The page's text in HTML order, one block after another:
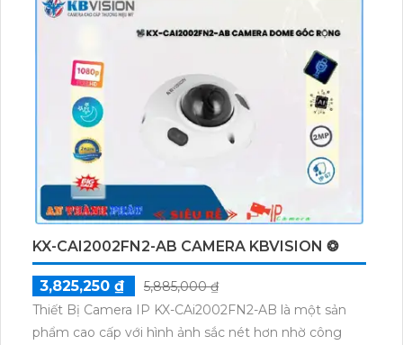
lượng. Đặc biệt, sản phẩm tích hợp công nghệ AI cho
dự án chuyên dụng, giúp tiết kiệm 50% dung lượng
với các định dạng H.265+/H.265/H.264+/H.264.
Camera giám sát HD IP KX-CAi2204MN2-A là lựa
chọn tuyệt vời cho việc lắp đặt tại văn phòng hoặc
các dự án chuyên nghiệp.
KX-CAI2002FN2-AB CAMERA KBVISION ❂
3,825,250 ₫
5,885,000 ₫
Thiết Bị Camera IP KX-CAi2002FN2-AB là một sản
phẩm cao cấp với hình ảnh sắc nét hơn nhờ công